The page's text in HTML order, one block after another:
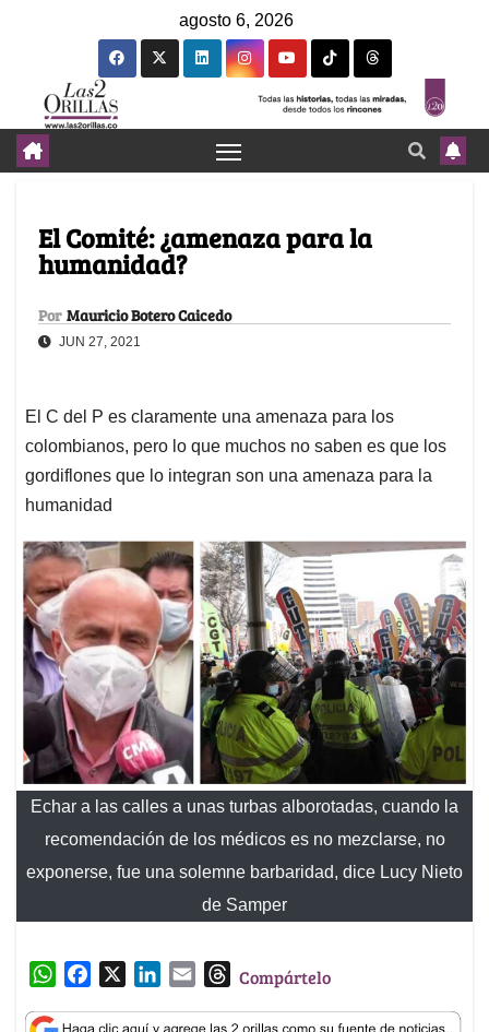
agosto 6, 2026
El Comité: ¿amenaza para la
humanidad?
Por Mauricio Botero Caicedo
JUN 27, 2021
El C del P es claramente una amenaza para los
colombianos, pero lo que muchos no saben es que los
gordiflones que lo integran son una amenaza para la
humanidad
Echar a las calles a unas turbas alborotadas, cuando la
recomendación de los médicos es no mezclarse, no
exponerse, fue una solemne barbaridad, dice Lucy Nieto
de Samper
W
a
c
n
a
T
r
Compártelo